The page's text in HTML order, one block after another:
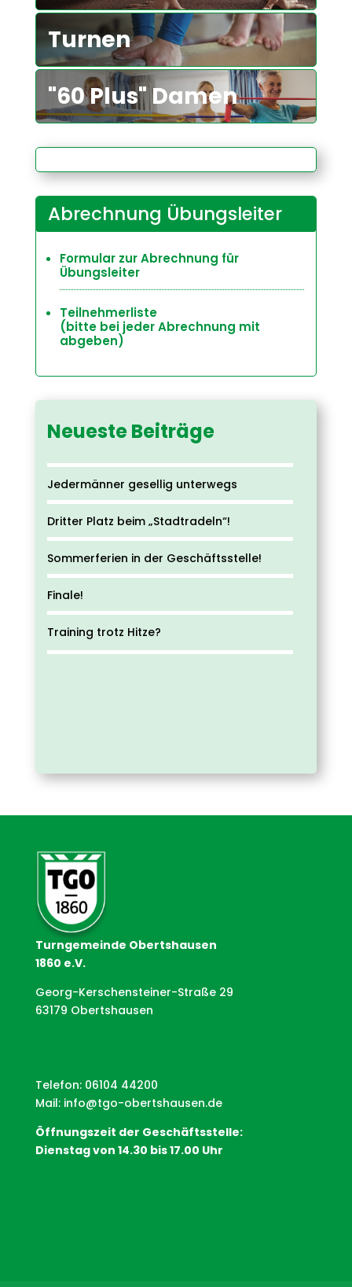
Turnen
"60 Plus" Damen
Abrechnung Übungsleiter
Formular zur Abrechnung für
Übungsleiter
Teilnehmerliste
(bitte bei jeder Abrechnung mit
abgeben)
Neueste Beiträge
Jedermänner gesellig unterwegs
Dritter Platz beim „Stadtradeln“!
Sommerferien in der Geschäftsstelle!
Finale!
Training trotz Hitze?
Turngemeinde Obertshausen
1860 e.V.
Georg-Kerschensteiner-Straße 29
63179 Obertshausen
Telefon: 06104 44200
Mail: info@tgo-obertshausen.de
Öffnungszeit der Geschäftsstelle:
Dienstag von 14.30 bis 17.00 Uhr